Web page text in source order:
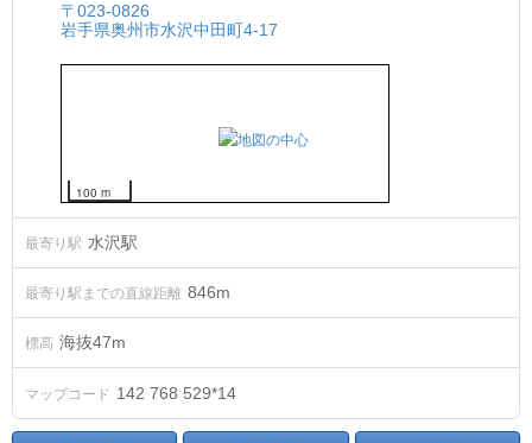
〒023-0826
岩手県奥州市水沢中田町4-17
100 m
最寄り駅 水沢駅
最寄り駅までの直線距離 846m
標高 海抜47m
マップコード 142 768 529*14